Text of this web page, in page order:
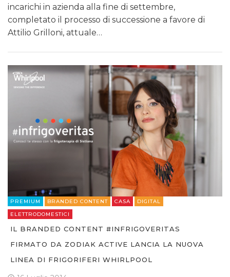
incarichi in azienda alla fine di settembre,
completato il processo di successione a favore di
Attilio Grilloni, attuale…
PREMIUM BRANDED CONTENT CASA
DIGITAL
ELETTRODOMESTICI
IL BRANDED CONTENT #INFRIGOVERITAS
FIRMATO DA ZODIAK ACTIVE LANCIA LA NUOVA
LINEA DI FRIGORIFERI WHIRLPOOL